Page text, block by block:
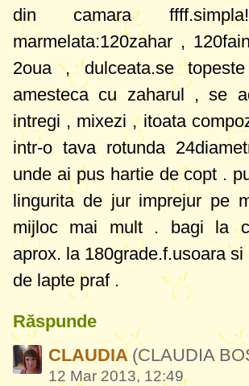
din camara
marmelata:120zahar ,
2oua , dulceata.se
amesteca cu zaharul , se
intregi , mixezi , itoata
intr-o tava rotunda
unde ai pus hartie de copt .
lingurita de jur imprejur pe
mijloc mai mult . bagi la
aprox. la 180grade.f.usoara
de lapte praf .
Răspunde
CLAUDIA(CLAUDIA
12 Mar 2013, 12:49